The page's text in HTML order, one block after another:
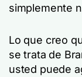
simplemente
Lo que creo
se trata de
usted puede